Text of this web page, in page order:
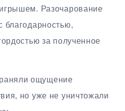
Разочарование
благодарностью,
за полученное
ощущение
но уже не уничтожали